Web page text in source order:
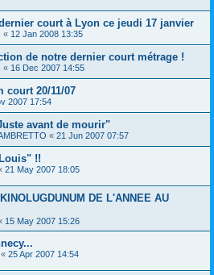
court à Lyon ce jeudi 17 janvier
« 12 Jan 2008 13:35
de notre dernier court métrage !
« 16 Dec 2007 14:55
court 20/11/07
2007 17:54
avant de mourir"
« 21 Jun 2007 07:57
!!
21 May 2007 18:05
DE L'ANNEE AU
15 May 2007 15:26
« 25 Apr 2007 14:54